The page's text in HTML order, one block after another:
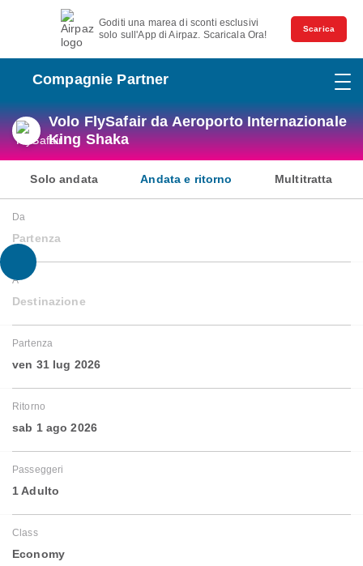
Goditi una marea di sconti esclusivi
solo sull'App di Airpaz. Scaricala Ora!
Scarica
Compagnie Partner
Volo FlySafair da Aeroporto Internazionale
King Shaka
Solo andata Andata e ritorno Multitratta
Da
Partenza
A
Destinazione
Partenza
ven 31 lug 2026
Ritorno
sab 1 ago 2026
Passeggeri
1 Adulto
Class
Economy